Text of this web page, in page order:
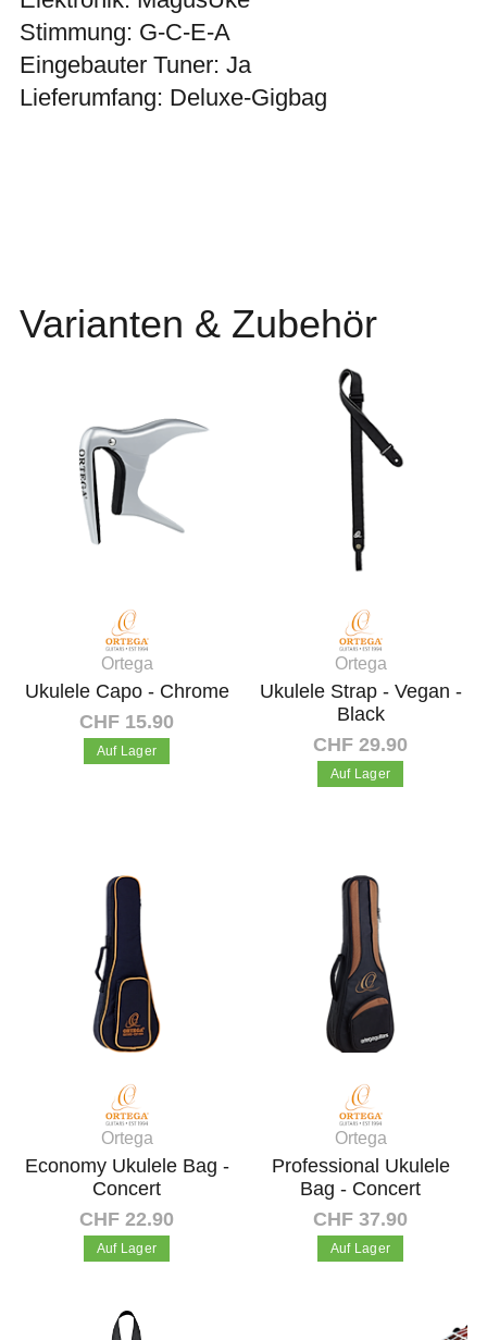
Stimmung: G-C-E-A
Eingebauter Tuner: Ja
Lieferumfang: Deluxe-Gigbag
Varianten & Zubehör
Ortega
Ukulele Capo - Chrome
CHF 15.90
Auf Lager
Ortega
Ukulele Strap - Vegan -
Black
CHF 29.90
Auf Lager
Ortega
Economy Ukulele Bag -
Concert
CHF 22.90
Auf Lager
In den Warenkorb
Ortega
Professional Ukulele
Bag - Concert
CHF 37.90
Auf Lager